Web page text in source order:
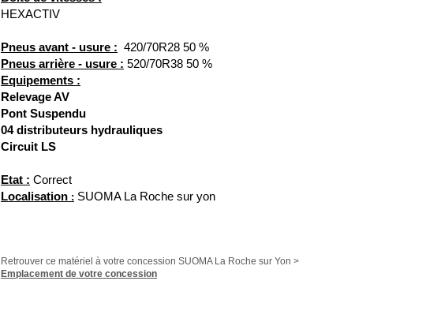
HEXACTIV
Pneus avant - usure : 420/70R28 50 %
Pneus arrière - usure : 520/70R38 50 %
Equipements :
Relevage AV
Pont Suspendu
04 distributeurs hydrauliques
Circuit LS
Etat : Correct
Localisation : SUOMA La Roche sur yon
Retrouver ce matériel à votre concession SUOMA La Roche sur Yon >
Emplacement de votre concession